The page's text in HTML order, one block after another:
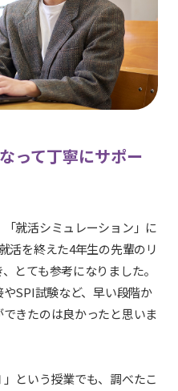
って丁寧にサポー
就活シミュレーション」に
活を終えた4年生の先輩のリ
とても参考になりました。
SPI試験など、早い段階か
きたのは良かったと思いま
という授業でも、調べたこ